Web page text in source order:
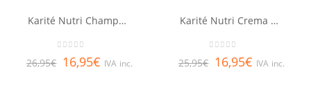
Karité Nutri Champú RENE FURTERER 150 ml
26,95€ 16,95€ IVA inc.
Karité Nutri Crema de día RENE FURTERER 100 ml
25,95€ 16,95€ IVA inc.